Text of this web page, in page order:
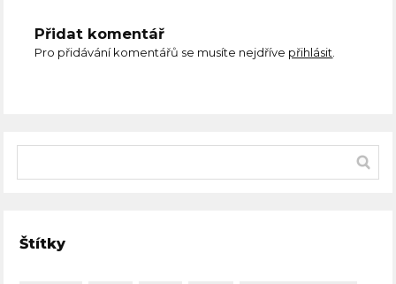
Přidat komentář
Pro přidávání komentářů se musíte nejdříve přihlásit.
Štítky